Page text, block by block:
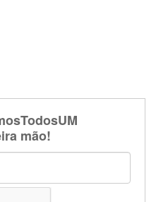
mão!